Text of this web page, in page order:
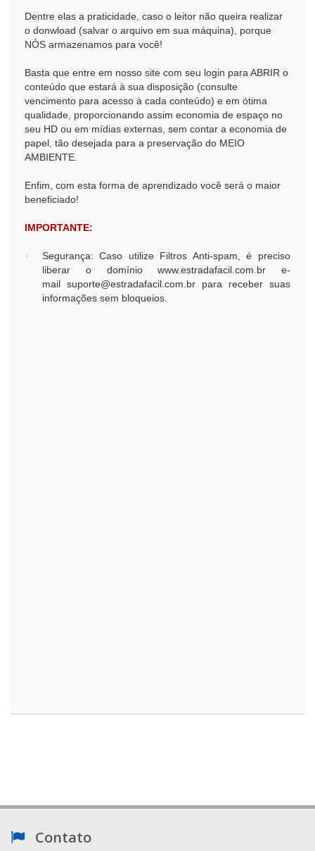
Dentre elas a praticidade, caso o leitor não queira realizar
o donwload (salvar o arquivo em sua máquina), porque
NÓS armazenamos para você!
Basta que entre em nosso site com seu login para ABRIR o
conteúdo que estará à sua disposição (consulte
vencimento para acesso à cada conteúdo) e em ótima
qualidade, proporcionando assim economia de espaço no
seu HD ou em mídias externas, sem contar a economia de
papel, tão desejada para a preservação do MEIO
AMBIENTE.
Enfim, com esta forma de aprendizado você será o maior
beneficiado!
IMPORTANTE:
·
Segurança: Caso utilize Filtros Anti-spam, é preciso
liberar o domínio www.estradafacil.com.br e-
mail suporte@estradafacil.com.br para receber suas
informações sem bloqueios.
Contato